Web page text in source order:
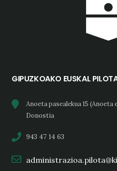
GIPUZKOAKO EUSKAL
Anoeta pasealekua 15 (Anoeta
Donostia
943 47 14 63